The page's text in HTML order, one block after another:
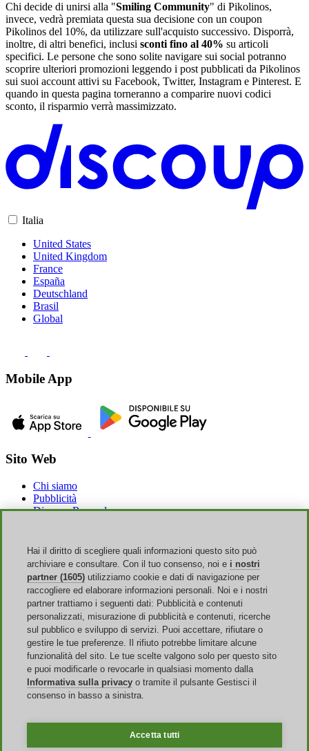
Chi decide di unirsi alla "Smiling Community" di Pikolinos,
invece, vedrà premiata questa sua decisione con un coupon
Pikolinos del 10%, da utilizzare sull'acquisto successivo. Disporrà,
inoltre, di altri benefici, inclusi sconti fino al 40% su articoli
specifici. Le persone che sono solite navigare sui social potranno
scoprire ulteriori promozioni leggendo i post pubblicati da Pikolinos
sui suoi account attivi su Facebook, Twitter, Instagram e Pinterest. E
quando in questa pagina torneranno a comparire nuovi codici
sconto, il risparmio verrà massimizzato.
Italia
United States
United Kingdom
France
España
Deutschland
Brasil
Global
Mobile App
Sito Web
Chi siamo
Pubblicità
Discoup Rewards
T&C
Informazioni legali
Trasparenza
Team Discoup
News
Tutti i negozi
Tutte le categorie
Guida agli sconti
Eventi
Saldi Online
Back to School
Halloween
Hai il diritto di scegliere quali informazioni questo sito può
archiviare e consultare. Con il tuo consenso, noi e i nostri
partner (1605) utilizziamo cookie e dati di navigazione per
raccogliere ed elaborare informazioni personali. Noi e i nostri
partner trattiamo i seguenti dati: Pubblicità e contenuti
personalizzati, misurazione di pubblicità e contenuti, ricerche
sul pubblico e sviluppo di servizi. Puoi accettare, rifiutare o
gestire le tue preferenze. Il rifiuto potrebbe limitare alcune
funzionalità del sito. Le tue scelte valgono solo per questo sito
e puoi modificarle o revocarle in qualsiasi momento dalla
Informativa sulla privacy o tramite il pulsante Gestisci il
consenso in basso a sinistra.
Accetta tutti